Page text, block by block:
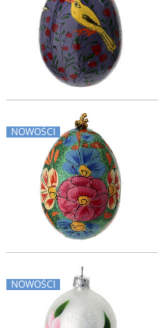
NOWOŚCI
NOWOŚCI